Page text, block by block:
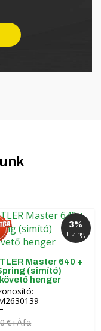
3%
Lízing
Master 640 +
(simító)
henger
€+Áfa